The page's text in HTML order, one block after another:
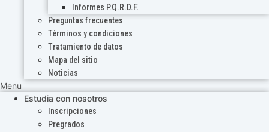
Informes P.Q.R.D.F.
Preguntas frecuentes
Términos y condiciones
Tratamiento de datos
Mapa del sitio
Noticias
Menu
Estudia con nosotros
Inscripciones
Pregrados